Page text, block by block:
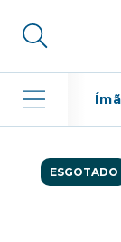
ESGOTADO